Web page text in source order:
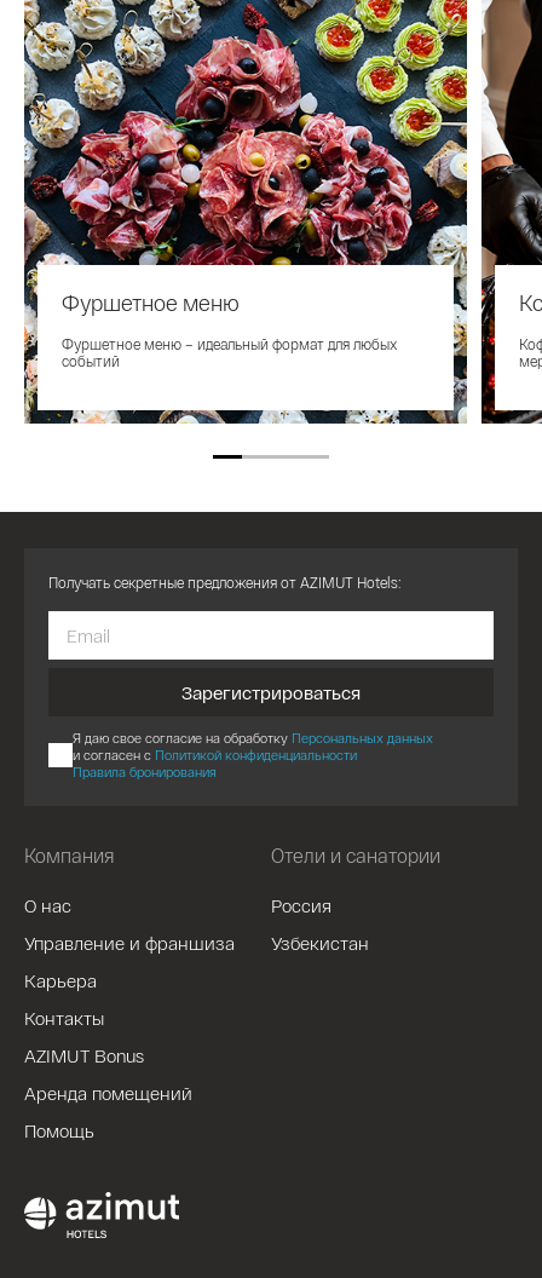
Фуршетное меню
Фуршетное меню – идеальный формат для любых
событий
Компания
О нас
Управление и франшиза
Карьера
Контакты
AZIMUT Bonus
Аренда помещений
Помощь
Отели и санатории
Россия
Узбекистан
Получать секретные предложения от AZIMUT Hotels:
Зарегистрироваться
Я даю свое согласие на обработку Персональных данных
и согласен с Политикой конфиденциальности
Правила бронирования